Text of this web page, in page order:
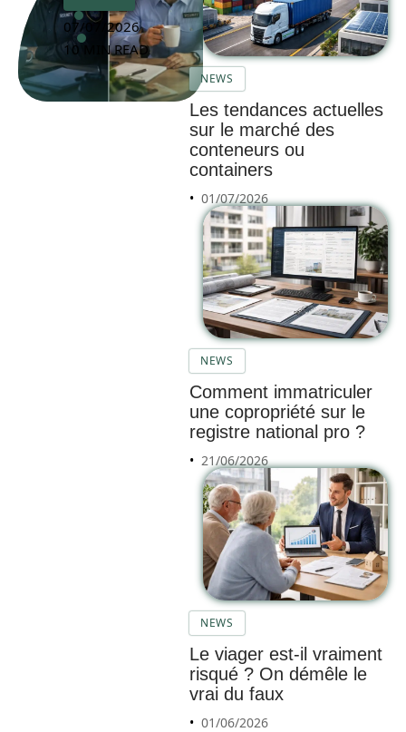
07/07/2026
10 MIN READ
NEWS
Les tendances actuelles
sur le marché des
conteneurs ou
containers
01/07/2026
NEWS
Comment immatriculer
une copropriété sur le
registre national pro ?
21/06/2026
NEWS
Le viager est-il vraiment
risqué ? On démêle le
vrai du faux
01/06/2026
meilleu
options
de
garde-
meuble
Aurillac